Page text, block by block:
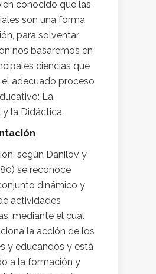
conocido que las
son una forma
para solventar
nos basaremos en
ciencias que
adecuado proceso
La
y la Didáctica.
según Danilov y
se reconoce
dinámico y
actividades
mediante el cual
la acción de los
y educandos y está
a la formación y